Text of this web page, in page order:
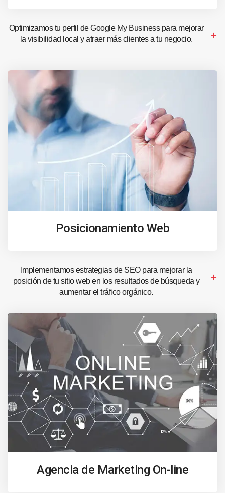
Optimizamos tu perfil de Google My Business para mejorar
la visibilidad local y atraer más clientes a tu negocio.
Posicionamiento Web
Implementamos estrategias de SEO para mejorar la
posición de tu sitio web en los resultados de búsqueda y
aumentar el tráfico orgánico.
Agencia de Marketing On-line